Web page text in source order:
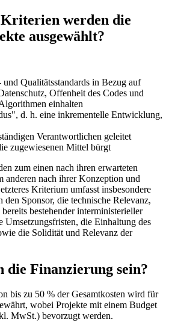
werden die
ausgewählt?
und Qualitätsstandards in Bezug auf
Offenheit des Codes und
einhalten
d. h. eine inkrementelle Entwicklung,
Verantwortlichen geleitet
zugewiesenen Mittel bürgt
zum einen nach ihren erwarteten
anderen nach ihrer Konzeption und
Kriterium umfasst insbesondere
Sponsor, die technische Relevanz,
bestehender interministerieller
Umsetzungsfristen, die Einhaltung des
die Solidität und Relevanz der
die Finanzierung sein?
bis zu 50 % der Gesamtkosten wird für
wobei Projekte mit einem Budget
MwSt.) bevorzugt werden.